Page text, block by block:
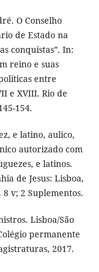
O Conselho
de Estado na
conquistas”. In:
reino e suas
entre
e XVIII. Rio de
154.
e latino, aulico,
autorizado com
e latinos.
de Jesus: Lisboa,
8 v; 2 Suplementos.
Lisboa/São
permanente
2017.